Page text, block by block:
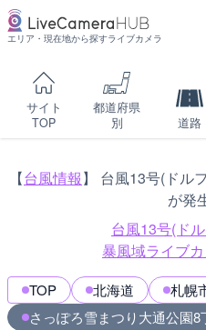
エリア・現在地から探すライブカメラ
サイト
TOP
都道府県
別
道路
【台風情報】 台風13号(ドル
が発
台風13号(ド
暴風域ライブ
TOP 北海道
札幌
さっぽろ雪まつり大通公園8